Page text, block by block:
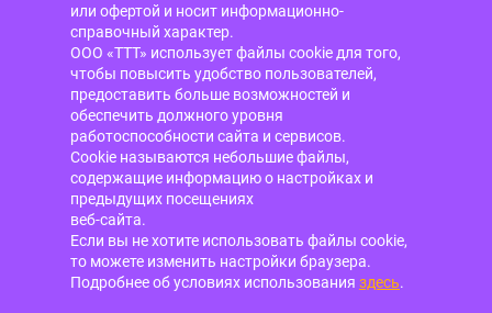
или офертой и носит информационно-
справочный характер.
ООО «ТТТ» использует файлы cookie для того,
чтобы повысить удобство пользователей,
предоставить больше возможностей и
обеспечить должного уровня
работоспособности сайта и сервисов.
Cookie называются небольшие файлы,
содержащие информацию о настройках и
предыдущих посещениях
веб-сайта.
Если вы не хотите использовать файлы cookie,
то можете изменить настройки браузера.
Подробнее об условиях использования здесь.